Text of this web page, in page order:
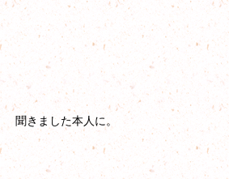
聞きました本人に。